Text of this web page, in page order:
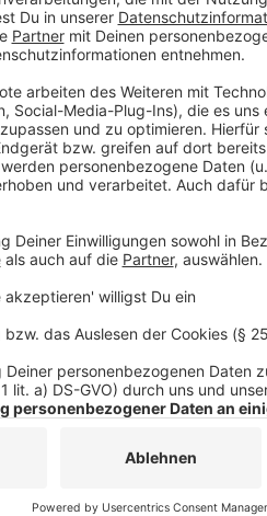
zur Karte). Dort kann man sehen,
wissen offiziell, dass von den 700
aber in Wahrheit mehr sein, weil
größeren Städten NRWs sind
Düsseldorf, Dortmund, Köln,
Aachen dabei sind.
Anzeige
Corona- und
Anzeige
Bei der Aktion kann man sich
geht auch beides parallel. Die
Tage zwischen zwei Impfungen
Impfungen dürfen nur nicht in
Autor José Narciandi (mit dpa)